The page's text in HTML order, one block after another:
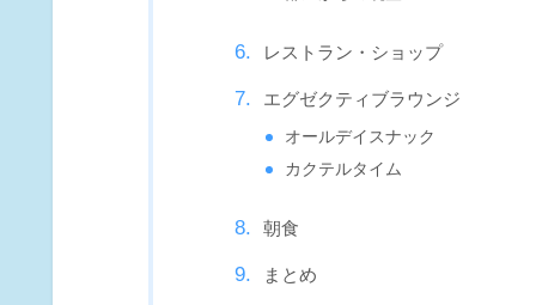
レストラン・ショップ
エグゼクティブラウンジ
オールデイスナック
カクテルタイム
朝食
まとめ